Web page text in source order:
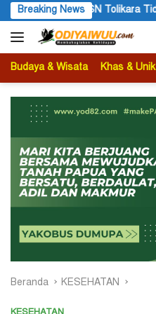
Langsung
ke
konten
Breaking News
Informasi yang Belum Akurat
Budaya & Wisata Khas & Unik
Beranda KESEHATAN